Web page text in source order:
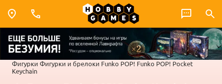
Фигурки Фигурки и брелоки Funko POP! Funko POP! Pocket
Keychain